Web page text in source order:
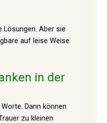
Lösungen. Aber sie
auf leise Weise
in der
Dann können
zu kleinen